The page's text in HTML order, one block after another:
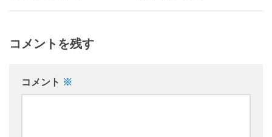
コメントを残す
コメント ※